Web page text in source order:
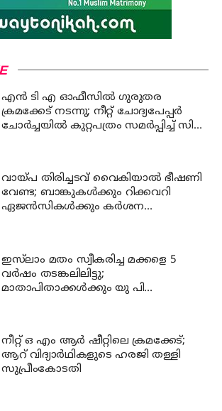
എന്‍ ടി എ ഓഫീസില്‍ ഗുരുതര
ക്രമക്കേട് നടന്നു; നീറ്റ് ചോദ്യപേപ്പര്‍
ചോര്‍ച്ചയില്‍ കുറ്റപത്രം സമര്‍പ്പിച്ച് സി
വായ്പ തിരിച്ചടവ് വൈകിയാൽ ഭീഷണി
വേണ്ട; ബാങ്കുകൾക്കും റിക്കവറി
ഏജൻസികൾക്കും കർശന
ഇസ്‍ലാം മതം സ്വീകരിച്ച മക്കളെ 5
വർഷം തടങ്കലിലിട്ടു;
മാതാപിതാക്കൾക്കും യു പി
നീറ്റ് ഒ എം ആര്‍ ഷീറ്റിലെ ക്രമക്കേട്;
ആറ് വിദ്യാര്‍ഥികളുടെ ഹരജി തള്ളി
സുപ്രീംകോടതി